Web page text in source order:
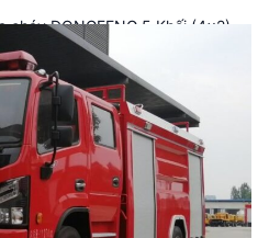
cháy DONGFENG 5 Khối (4×2)